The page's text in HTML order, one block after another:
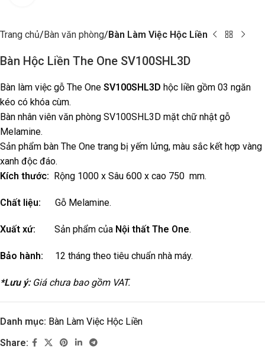
Trang chủ Bàn văn phòng Bàn Làm Việc Hộc Liền
Bàn Hộc Liền The One SV100SHL3D
Bàn làm việc gỗ The One SV100SHL3D hộc liền gồm 03 ngăn
kéo có khóa cùm.
Bàn nhân viên văn phòng SV100SHL3D mặt chữ nhật gỗ
Melamine.
Sản phẩm bàn The One trang bị yếm lửng, màu sắc kết hợp vàng
xanh độc đáo.
Kích thước: Rộng 1000 x Sâu 600 x cao 750 mm.
Chất liệu: Gỗ Melamine.
Xuất xứ: Sản phẩm của Nội thất The One.
Bảo hành: 12 tháng theo tiêu chuẩn nhà máy.
*Lưu ý: Giá chưa bao gồm VAT.
Danh mục: Bàn Làm Việc Hộc Liền
Share: